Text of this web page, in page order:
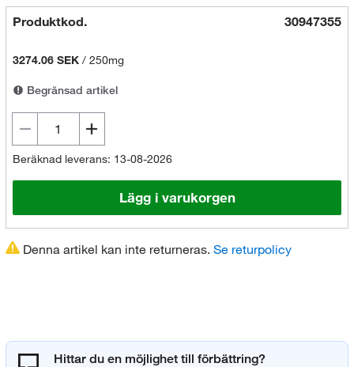
Produktkod. 30947355
3274.06 SEK/ 250mg
Begränsad artikel
Beräknad leverans: 13-08-2026
Lägg i varukorgen
Denna artikel kan inte returneras. Se returpolicy
Hittar du en möjlighet till förbättring?